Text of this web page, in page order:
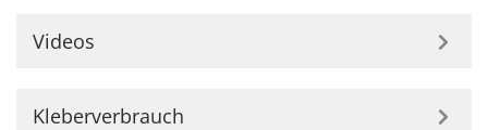
Videos
Kleberverbrauch